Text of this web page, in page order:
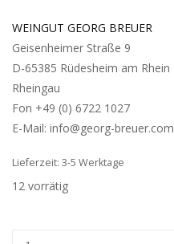
WEINGUT GEORG BREUER
Geisenheimer Straße 9
D-65385 Rüdesheim am Rhein
Rheingau
Fon +49 (0) 6722 1027
E-Mail: info@georg-breuer.com
Lieferzeit: 3-5 Werktage
12 vorrätig